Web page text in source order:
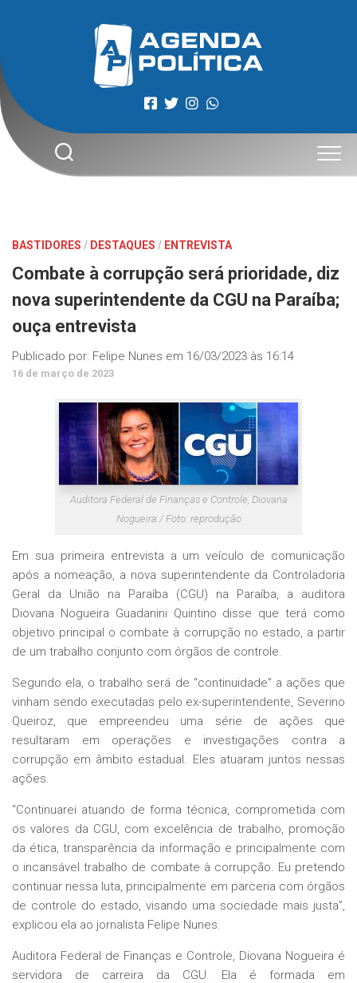
BASTIDORES / DESTAQUES / ENTREVISTA
Combate à corrupção será prioridade, diz
nova superintendente da CGU na Paraíba;
ouça entrevista
Publicado por: Felipe Nunes em 16/03/2023 às 16:14
16 de março de 2023
Auditora Federal de Finanças e Controle, Diovana
Nogueira / Foto: reprodução
Em sua primeira entrevista a um veículo de comunicação
após a nomeação, a nova superintendente da Controladoria
Geral da União na Paraíba (CGU) na Paraíba, a auditora
Diovana Nogueira Guadanini Quintino disse que terá como
objetivo principal o combate à corrupção no estado, a partir
de um trabalho conjunto com órgãos de controle.
Segundo ela, o trabalho será de “continuidade” a ações que
vinham sendo executadas pelo ex-superintendente, Severino
Queiroz, que empreendeu uma série de ações que
resultaram em operações e investigações contra a
corrupção em âmbito estadual. Eles atuaram juntos nessas
ações.
“Continuarei atuando de forma técnica, comprometida com
os valores da CGU, com excelência de trabalho, promoção
da ética, transparência da informação e principalmente com
o incansável trabalho de combate à corrupção. Eu pretendo
continuar nessa luta, principalmente em parceria com órgãos
de controle do estado, visando uma sociedade mais justa”,
explicou ela ao jornalista Felipe Nunes.
Auditora Federal de Finanças e Controle, Diovana Nogueira é
servidora de carreira da CGU. Ela é formada em